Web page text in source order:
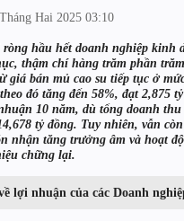
Hai 2025 03:10
hầu hết doanh nghiệp kinh
thậm chí hàng trăm phần
giá bán mủ cao su tiếp tục ở
đó tăng đến 58%, đạt 2,875
10 năm, dù tổng doanh
tỷ đồng. Tuy nhiên, vẫn
nhận tăng trưởng âm và hoạt
chững lại.
lợi nhuận của các Doanh